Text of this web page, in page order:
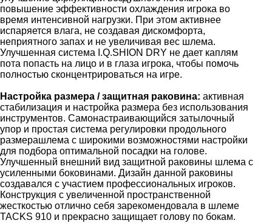
повышение эффективности охлаждения игрока во
время интенсивной нагрузки. При этом активнее
испаряется влага, не создавая дискомфорта,
неприятного запах и не увеличивая вес шлема.
Улучшенная система I.Q.SHION DRY не дает каплям
пота попасть на лицо и в глаза игрока, чтобы помочь
полностью сконцентрироваться на игре.
Настройка размера / защитная раковина: активная
стабилизация и настройка размера без использования
инструментов. Самонастраивающийся затылочный
упор и простая система регулировки продольного
размерашлема с широкими возможностями настройки
для подбора оптимальной посадки на голове.
Улучшенный внешний вид защитной раковины шлема с
усиленными боковинами. Дизайн данной раковины
создавался с участием профессиональных игроков.
Конструкция с увеличенной пространственной
жесткостью отлично себя зарекомендовала в шлеме
TACKS 910 и прекрасно защищает голову по бокам.